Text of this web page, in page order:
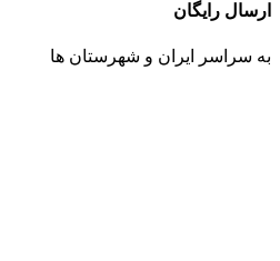
ارسال رایگان
به سراسر ایران و شهرستان ها